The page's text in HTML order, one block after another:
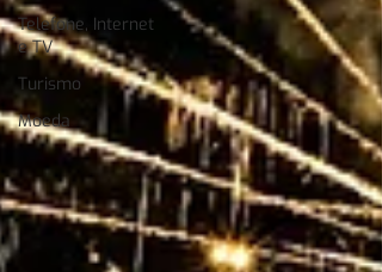
Telefone, Internet
e TV
Turismo
Moeda